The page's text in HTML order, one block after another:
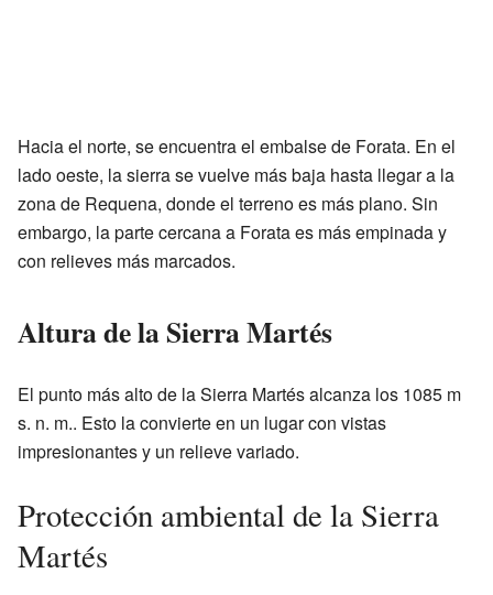
Hacia el norte, se encuentra el embalse de Forata. En el
lado oeste, la sierra se vuelve más baja hasta llegar a la
zona de Requena, donde el terreno es más plano. Sin
embargo, la parte cercana a Forata es más empinada y
con relieves más marcados.
Altura de la Sierra Martés
El punto más alto de la Sierra Martés alcanza los 1085 m
s. n. m.. Esto la convierte en un lugar con vistas
impresionantes y un relieve variado.
Protección ambiental de la Sierra
Martés